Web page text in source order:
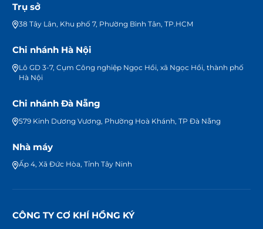
Trụ sở
38 Tây Lân, Khu phố 7, Phường Bình Tân, TP.HCM
Chi nhánh Hà Nội
Lô GD 3-7, Cụm Công nghiệp Ngọc Hồi, xã Ngọc Hồi, thành phố
Hà Nội
Chi nhánh Đà Nẵng
579 Kinh Dương Vương, Phường Hoà Khánh, TP Đà Nẵng
Nhà máy
Ấp 4, Xã Đức Hòa, Tỉnh Tây Ninh
CÔNG TY CƠ KHÍ HỒNG KÝ